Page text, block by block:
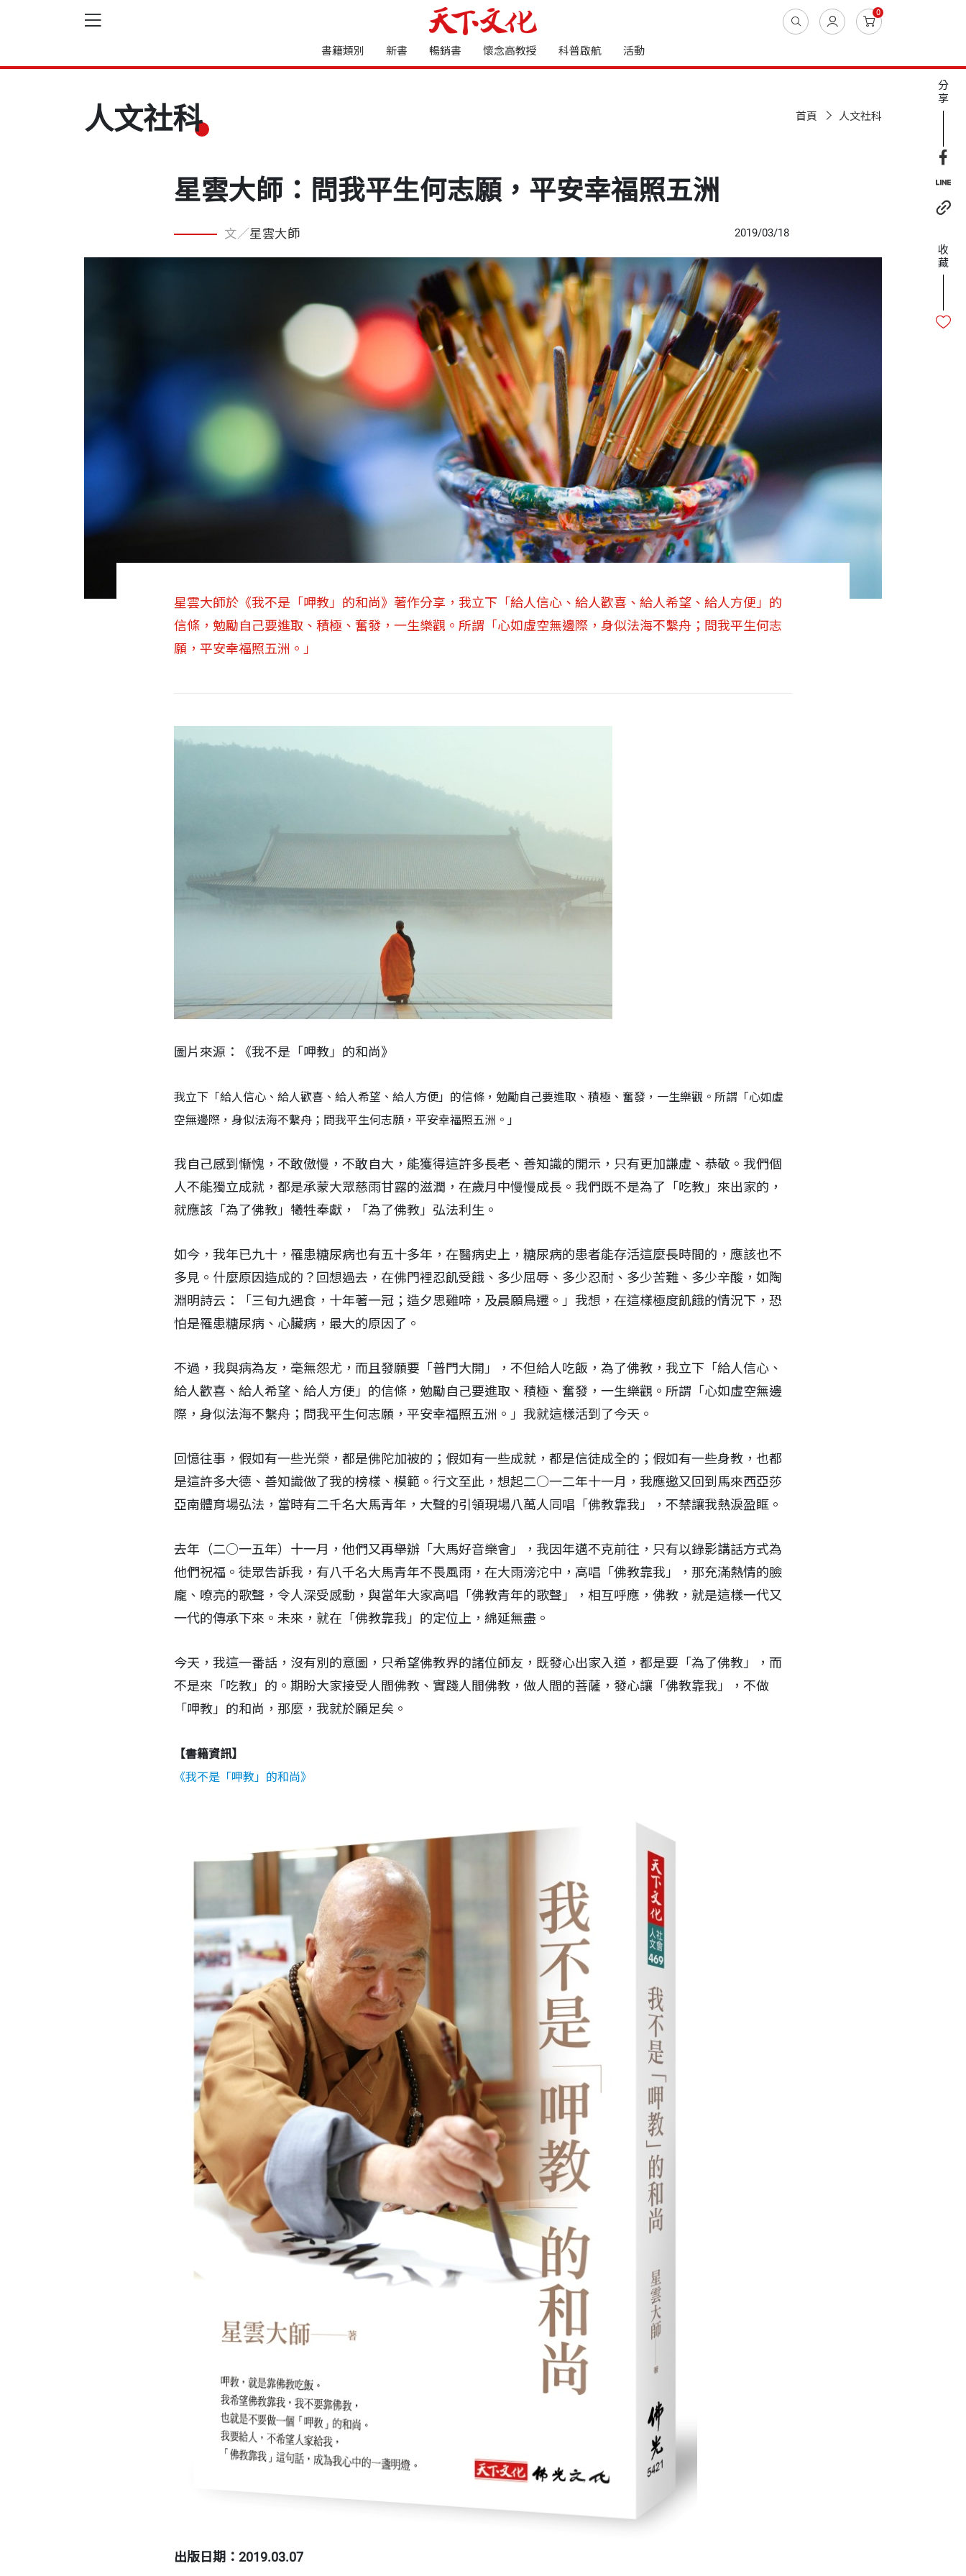
0
書籍類別 新書 暢銷書 懷念高教授 科普啟航 活動
人文社科 首頁 人文社科
星雲大師：問我平生何志願，平安幸福照五洲
文／星雲大師 2019/03/18
星雲大師於《我不是「呷教」的和尚》著作分享，我立下「給人信心、給人歡喜、給人希望、給人方便」的
信條，勉勵自己要進取、積極、奮發，一生樂觀。所謂「心如虛空無邊際，身似法海不繫舟；問我平生何志
願，平安幸福照五洲。」
圖片來源：《我不是「呷教」的和尚》
我立下「給人信心、給人歡喜、給人希望、給人方便」的信條，勉勵自己要進取、積極、奮發，一生樂觀。所謂「心如虛
空無邊際，身似法海不繫舟；問我平生何志願，平安幸福照五洲。」
我自己感到慚愧，不敢傲慢，不敢自大，能獲得這許多長老、善知識的開示，只有更加謙虛、恭敬。我們個
人不能獨立成就，都是承蒙大眾慈雨甘露的滋潤，在歲月中慢慢成長。我們既不是為了「吃教」來出家的，
就應該「為了佛教」犧牲奉獻，「為了佛教」弘法利生。
如今，我年已九十，罹患糖尿病也有五十多年，在醫病史上，糖尿病的患者能存活這麼長時間的，應該也不
多見。什麼原因造成的？回想過去，在佛門裡忍飢受餓、多少屈辱、多少忍耐、多少苦難、多少辛酸，如陶
淵明詩云：「三旬九遇食，十年著一冠；造夕思雞啼，及晨願鳥遷。」我想，在這樣極度飢餓的情況下，恐
怕是罹患糖尿病、心臟病，最大的原因了。
不過，我與病為友，毫無怨尤，而且發願要「普門大開」，不但給人吃飯，為了佛教，我立下「給人信心、
給人歡喜、給人希望、給人方便」的信條，勉勵自己要進取、積極、奮發，一生樂觀。所謂「心如虛空無邊
際，身似法海不繫舟；問我平生何志願，平安幸福照五洲。」我就這樣活到了今天。
回憶往事，假如有一些光榮，都是佛陀加被的；假如有一些成就，都是信徒成全的；假如有一些身教，也都
是這許多大德、善知識做了我的榜樣、模範。行文至此，想起二○一二年十一月，我應邀又回到馬來西亞莎
亞南體育場弘法，當時有二千名大馬青年，大聲的引領現場八萬人同唱「佛教靠我」，不禁讓我熱淚盈眶。
去年（二○一五年）十一月，他們又再舉辦「大馬好音樂會」，我因年邁不克前往，只有以錄影講話方式為
他們祝福。徒眾告訴我，有八千名大馬青年不畏風雨，在大雨滂沱中，高唱「佛教靠我」，那充滿熱情的臉
龐、嘹亮的歌聲，令人深受感動，與當年大家高唱「佛教青年的歌聲」，相互呼應，佛教，就是這樣一代又
一代的傳承下來。未來，就在「佛教靠我」的定位上，綿延無盡。
今天，我這一番話，沒有別的意圖，只希望佛教界的諸位師友，既發心出家入道，都是要「為了佛教」，而
不是來「吃教」的。期盼大家接受人間佛教、實踐人間佛教，做人間的菩薩，發心讓「佛教靠我」，不做
「呷教」的和尚，那麼，我就於願足矣。
【書籍資訊】
《我不是「呷教」的和尚》
出版日期：2019.03.07
分
享
收
藏